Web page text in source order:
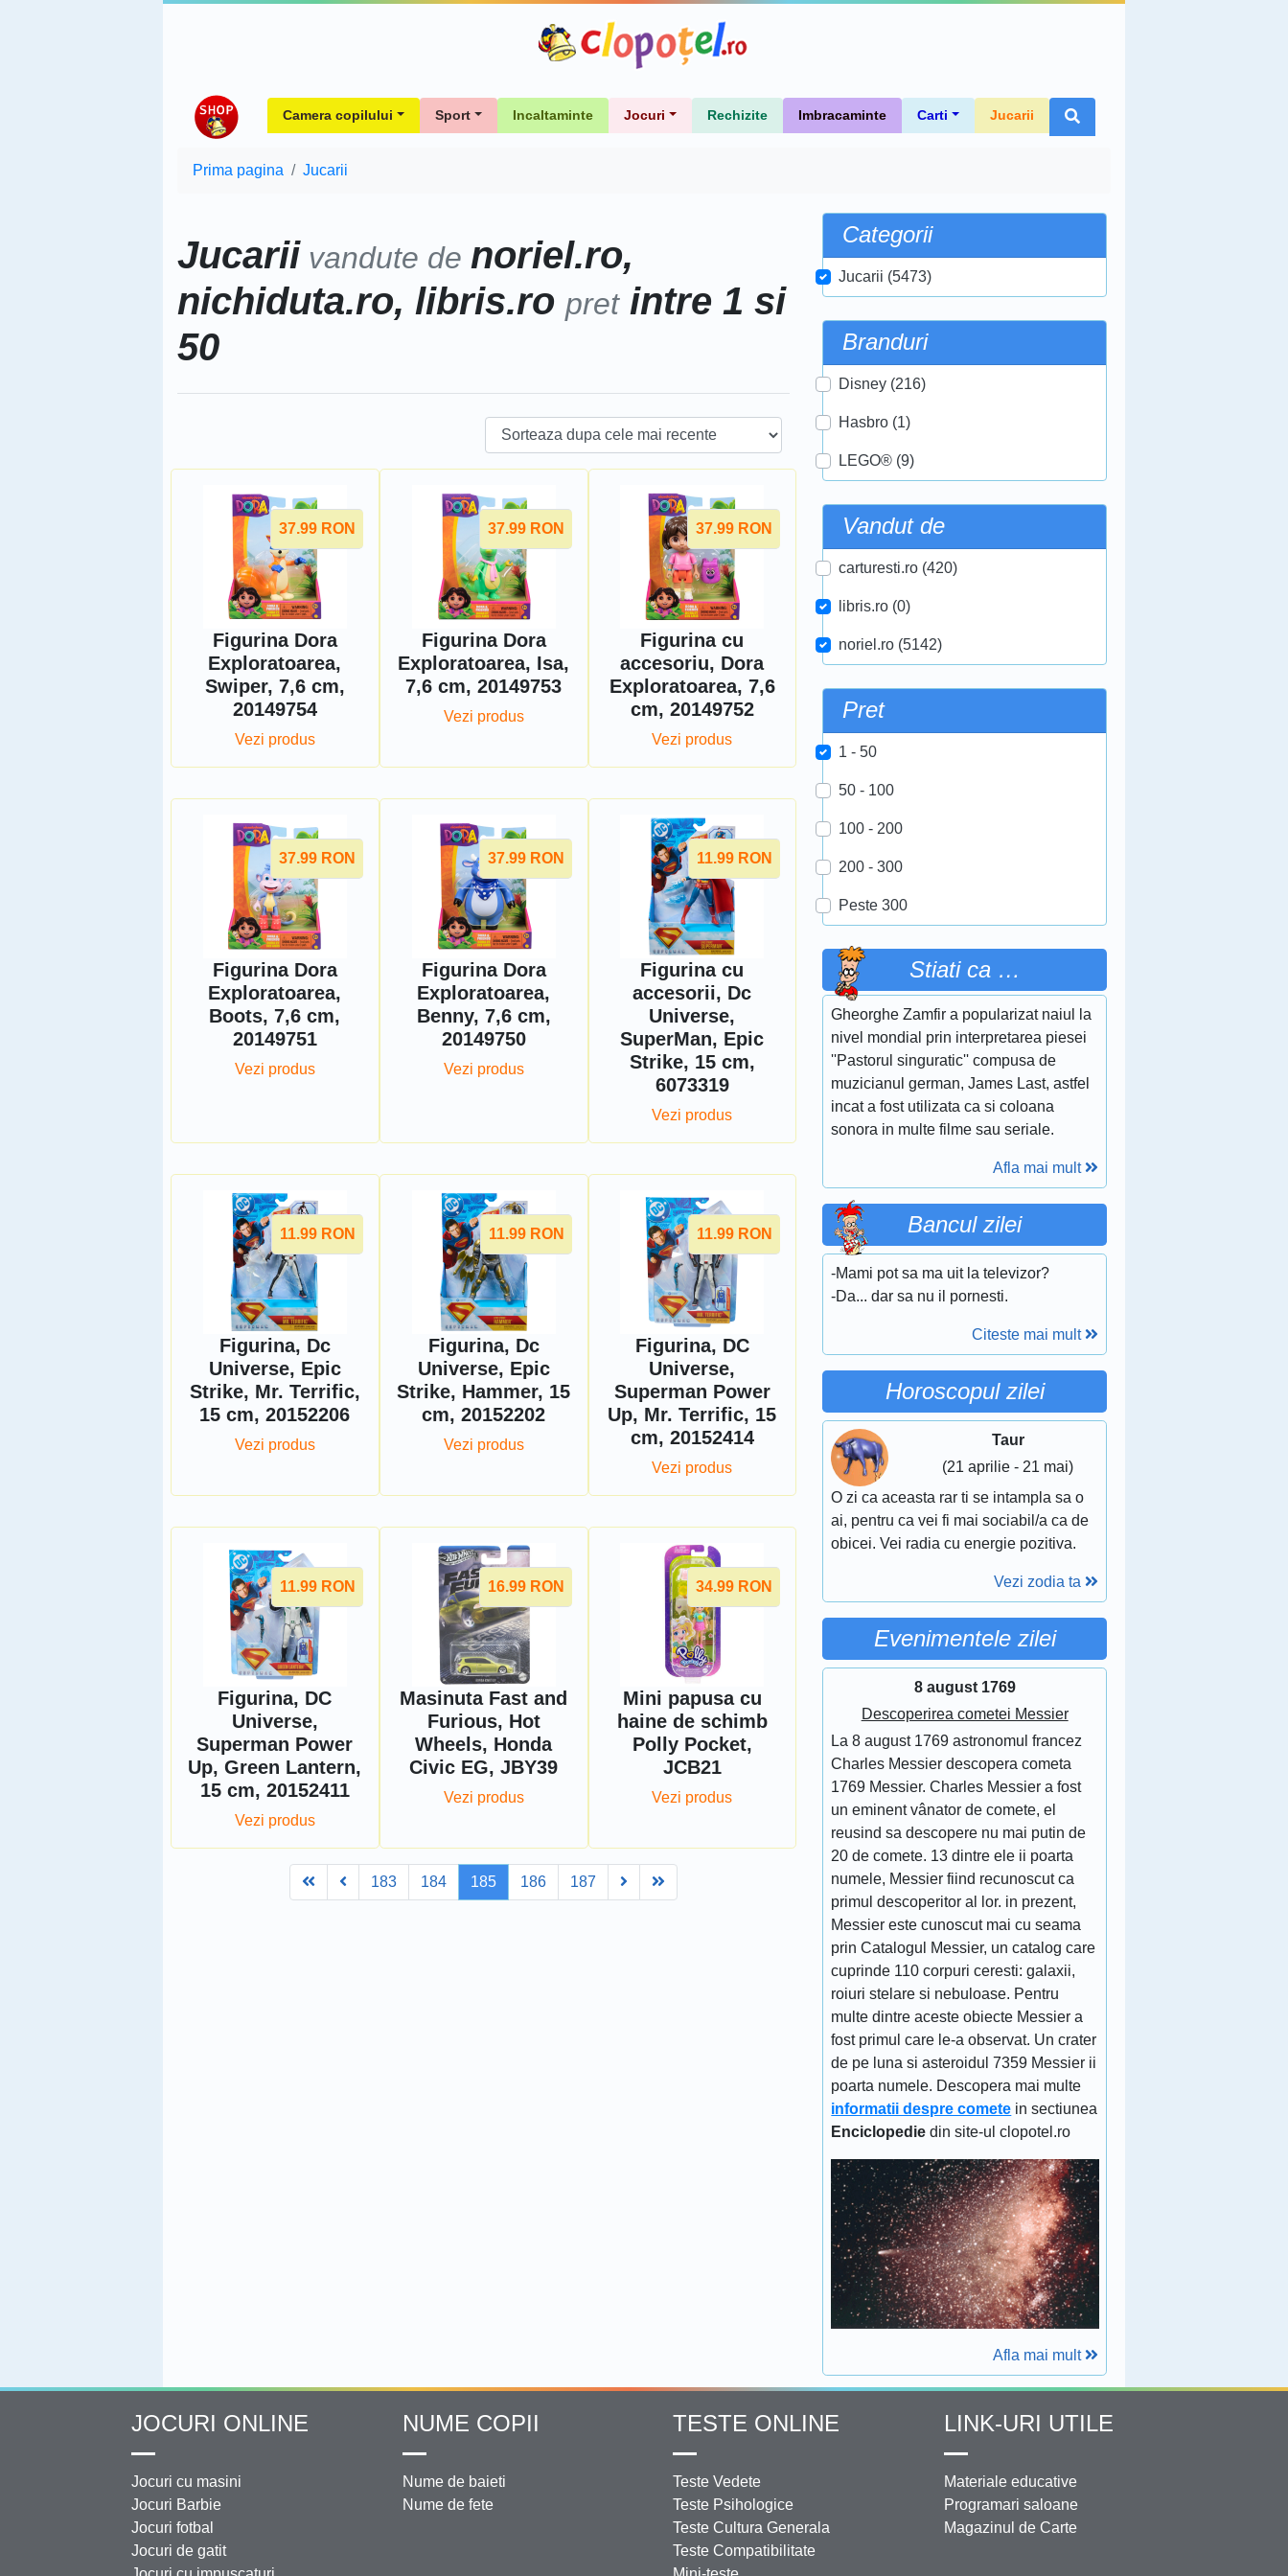
Camera copilului Sport Incaltaminte Jocuri Rechizite Imbracaminte Carti Jucarii
Prima pagina Jucarii
Jucarii vandute de noriel.ro,
nichiduta.ro, libris.ro pretintre 1 si
50
37.99 RON
Figurina Dora
Exploratoarea,
Swiper, 7,6 cm,
20149754
Vezi produs
37.99 RON
Figurina Dora
Exploratoarea, Isa,
7,6 cm, 20149753
Vezi produs
37.99 RON
Figurina cu
accesoriu, Dora
Exploratoarea, 7,6
cm, 20149752
Vezi produs
37.99 RON
Figurina Dora
Exploratoarea,
Boots, 7,6 cm,
20149751
Vezi produs
37.99 RON
Figurina Dora
Exploratoarea,
Benny, 7,6 cm,
20149750
Vezi produs
11.99 RON
Figurina cu
accesorii, Dc
Universe,
SuperMan, Epic
Strike, 15 cm,
6073319
Vezi produs
11.99 RON
Figurina, Dc
Universe, Epic
Strike, Mr. Terrific,
15 cm, 20152206
Vezi produs
11.99 RON
Figurina, Dc
Universe, Epic
Strike, Hammer, 15
cm, 20152202
Vezi produs
11.99 RON
Figurina, DC
Universe,
Superman Power
Up, Mr. Terrific, 15
cm, 20152414
Vezi produs
11.99 RON
Figurina, DC
Universe,
Superman Power
Up, Green Lantern,
15 cm, 20152411
Vezi produs
16.99 RON
Masinuta Fast and
Furious, Hot
Wheels, Honda
Civic EG, JBY39
Vezi produs
34.99 RON
Mini papusa cu
haine de schimb
Polly Pocket,
JCB21
Vezi produs
FirstPrev183 184 185 186 187 Next
Categorii
Jucarii (5473)
Branduri
Disney (216)
Hasbro (1)
LEGO® (9)
Vandut de
carturesti.ro (420)
libris.ro (0)
noriel.ro (5142)
Pret
1 - 50
50 - 100
100 - 200
200 - 300
Peste 300
Stiati ca …
Gheorghe Zamfir a popularizat naiul la
nivel mondial prin interpretarea piesei
''Pastorul singuratic'' compusa de
muzicianul german, James Last, astfel
incat a fost utilizata ca si coloana
sonora in multe filme sau seriale.
Afla mai mult
Bancul zilei
-Mami pot sa ma uit la televizor?
-Da... dar sa nu il pornesti.
Citeste mai mult
Horoscopul zilei
Taur
(21 aprilie - 21 mai)
O zi ca aceasta rar ti se intampla sa o
ai, pentru ca vei fi mai sociabil/a ca de
obicei. Vei radia cu energie pozitiva.
Vezi zodia ta
Evenimentele zilei
8 august 1769
Descoperirea cometei Messier
La 8 august 1769 astronomul francez
Charles Messier descopera cometa
1769 Messier. Charles Messier a fost
un eminent vânator de comete, el
reusind sa descopere nu mai putin de
20 de comete. 13 dintre ele ii poarta
numele, Messier fiind recunoscut ca
primul descoperitor al lor. in prezent,
Messier este cunoscut mai cu seama
prin Catalogul Messier, un catalog care
cuprinde 110 corpuri ceresti: galaxii,
roiuri stelare si nebuloase. Pentru
multe dintre aceste obiecte Messier a
fost primul care le-a observat. Un crater
de pe luna si asteroidul 7359 Messier ii
poarta numele. Descopera mai multe
informatii despre comete in sectiunea
Enciclopedie din site-ul clopotel.ro
Afla mai mult
JOCURI ONLINE
Jocuri cu masini
Jocuri Barbie
Jocuri fotbal
Jocuri de gatit
NUME COPII
Nume de baieti
Nume de fete
TESTE ONLINE
Teste Vedete
Teste Psihologice
Teste Cultura Generala
Teste Compatibilitate
LINK-URI UTILE
Materiale educative
Programari saloane
Magazinul de Carte